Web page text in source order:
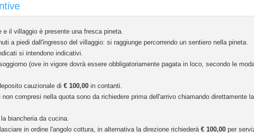
e il villaggio è presente una fresca pineta.
a piedi dall'ingresso del villaggio: si raggiunge percorrendo un sentiero nella pineta.
si intendono indicativi.
(ove in vigore dovrà essere obbligatoriamente pagata in loco, secondo le
cauzionale di € 100,00 in contanti.
compresi nella quota sono da richiedere prima dell'arrivo chiamando direttamente
biancheria da cucina.
in ordine l'angolo cottura, in alternativa la direzione richiederà € 100,00 per